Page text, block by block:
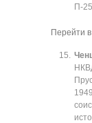
П-
Перейти в